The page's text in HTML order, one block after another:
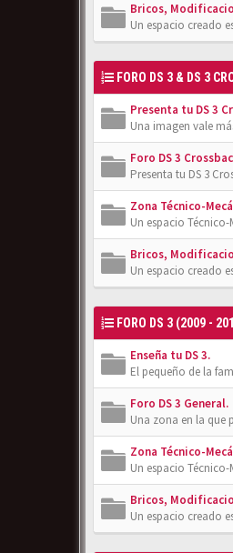
Bricos,
Un espacio creado
FORO DS 3 & DS 3
Presenta tu DS 3
Una imagen vale
Foro DS 3
Presenta tu DS 3
Zona Técnico-
Un espacio
Bricos,
Un espacio creado
FORO DS 3 (2009 -
Enseña tu DS 3.
El pequeño de la
Foro DS 3 General.
Una zona en la que
Zona Técnico-
Un espacio
Bricos,
Un espacio creado